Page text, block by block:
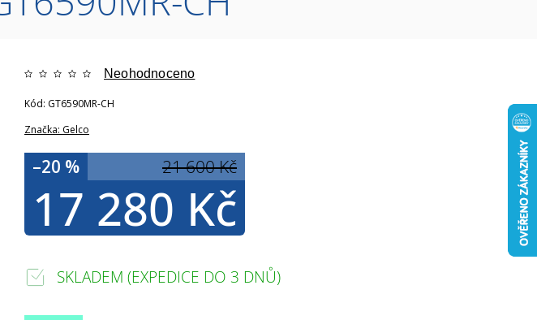
Značka: Gelco
Neohodnoceno
21 600 Kč
–20 %
17 280 Kč
Kód: GT6590MR-CH
SKLADEM (EXPEDICE DO 3 DNŮ)